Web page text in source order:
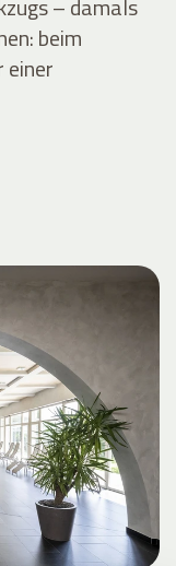
– damals
beim
einer